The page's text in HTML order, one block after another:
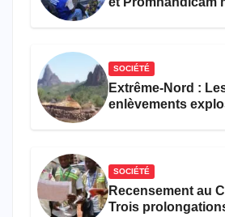
SOCIÉTÉ
Extrême-Nord :
enlèvements
SOCIÉTÉ
Recensement au
Trois